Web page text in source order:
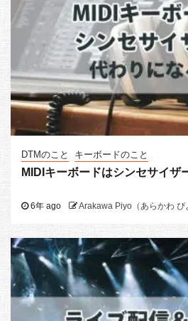
DTMのこと キーボードのこと
MIDIキーボードはシンセサイザ
6年 ago Arakawa Piyo（あらかわ ぴ